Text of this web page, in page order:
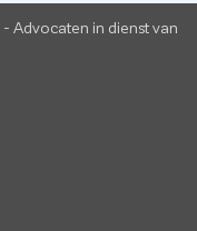
- Advocaten in dienst van